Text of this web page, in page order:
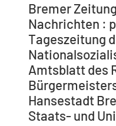
Bremer
Nachrichten :
Tageszeitung
Amtsblatt des
Hansestadt
Staats- und